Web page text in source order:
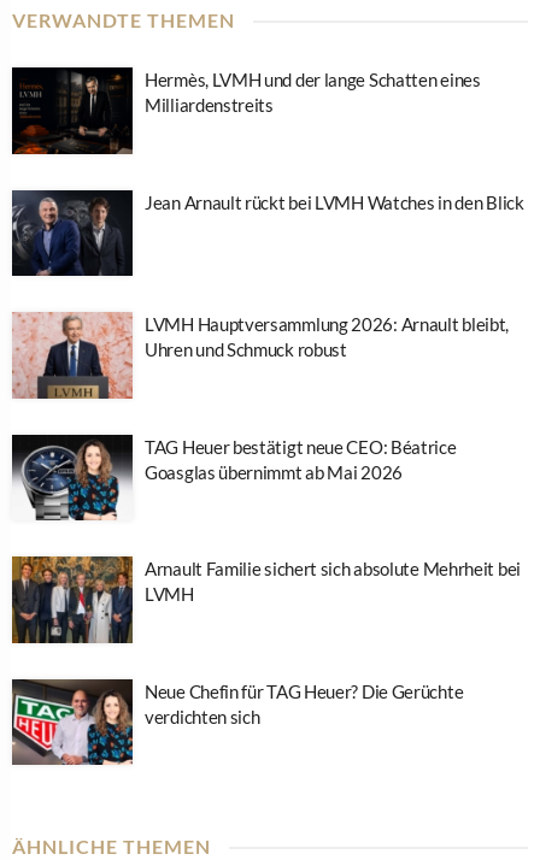
VERWANDTE THEMEN
Hermès, LVMH und der lange Schatten eines
Milliardenstreits
Jean Arnault rückt bei LVMH Watches in den Blick
LVMH Hauptversammlung 2026: Arnault bleibt,
Uhren und Schmuck robust
TAG Heuer bestätigt neue CEO: Béatrice
Goasglas übernimmt ab Mai 2026
Arnault Familie sichert sich absolute Mehrheit bei
LVMH
Neue Chefin für TAG Heuer? Die Gerüchte
verdichten sich
ÄHNLICHE THEMEN